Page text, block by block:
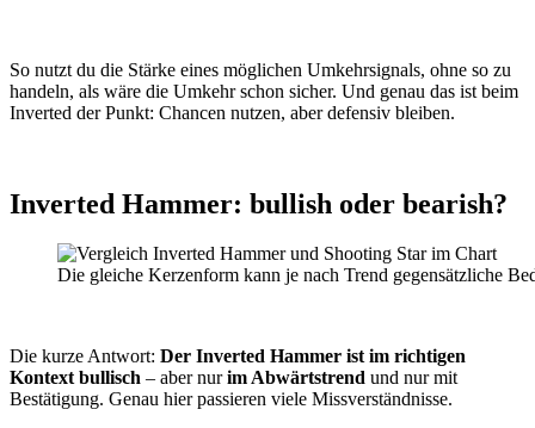
So nutzt du die Stärke eines möglichen Umkehrsignals, ohne so zu
handeln, als wäre die Umkehr schon sicher. Und genau das ist beim
Inverted der Punkt: Chancen nutzen, aber defensiv bleiben.
Inverted Hammer: bullish oder bearish?
Die gleiche Kerzenform kann je nach Trend gegensätzliche
Die kurze Antwort: Der Inverted Hammer ist im richtigen
Kontext bullisch – aber nurim Abwärtstrend und nur mit
Bestätigung. Genau hier passieren viele Missverständnisse.